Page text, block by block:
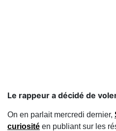
Le rappeur a décidé de
On en parlait mercredi dernier,
curiosité en publiant sur les